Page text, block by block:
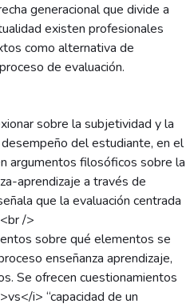
generacional que divide a
existen profesionales
como alternativa de
de evaluación.
sobre la subjetividad y la
del estudiante, en el
argumentos filosóficos sobre la
aprendizaje a través de
que la evaluación centrada
/>
sobre qué elementos se
enseñanza aprendizaje,
Se ofrecen cuestionamientos
i> “capacidad de un